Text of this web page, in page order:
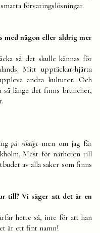
förvaringslösningar.
med någon eller aldrig mer
så det skulle kännas för
Mitt upptäckar-hjärta
andra kulturer. Och
så länge det finns bruncher,
på riktigtmen om jag får
Mest för närheten till
av alla saker som finns
till? Vi säger att det är en
hette så, inte för att han
är ett fint namn!